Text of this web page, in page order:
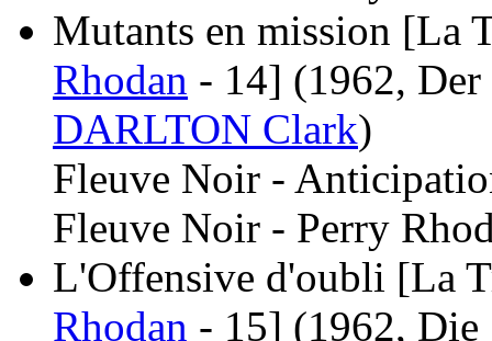
Mutants en mission [La
Rhodan - 14] (1962, Der
DARLTON Clark)
Fleuve Noir -
Fleuve Noir - Perry
L'Offensive d'oubli [La
Rhodan - 15] (1962, Die